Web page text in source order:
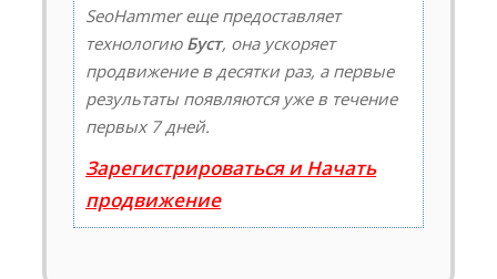
SeoHammer еще предоставляет
технологию Буст, она ускоряет
продвижение в десятки раз, а первые
результаты появляются уже в течение
первых 7 дней.
Зарегистрироваться и Начать
продвижение